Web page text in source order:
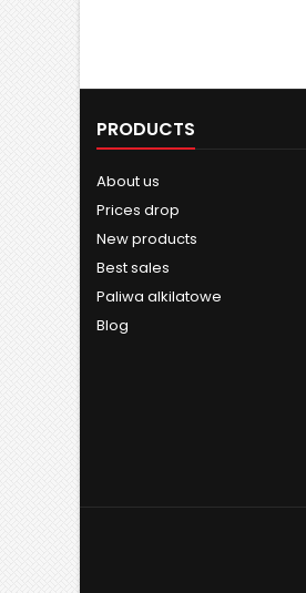
PRODUCTS
About us
Prices drop
New products
Best sales
Paliwa alkilatowe
Blog